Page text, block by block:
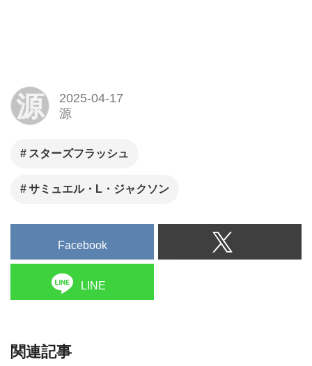
源
2025-04-17
源
スターズフラッシュ
サミュエル・L・ジャクソン
Facebook
LINE
関連記事